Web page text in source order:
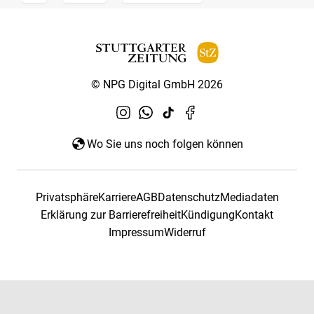
© NPG Digital GmbH 2026
Wo Sie uns noch folgen können
PrivatsphäreKarriereAGBDatenschutzMediadaten
Erklärung zur BarrierefreiheitKündigungKontakt
ImpressumWiderruf